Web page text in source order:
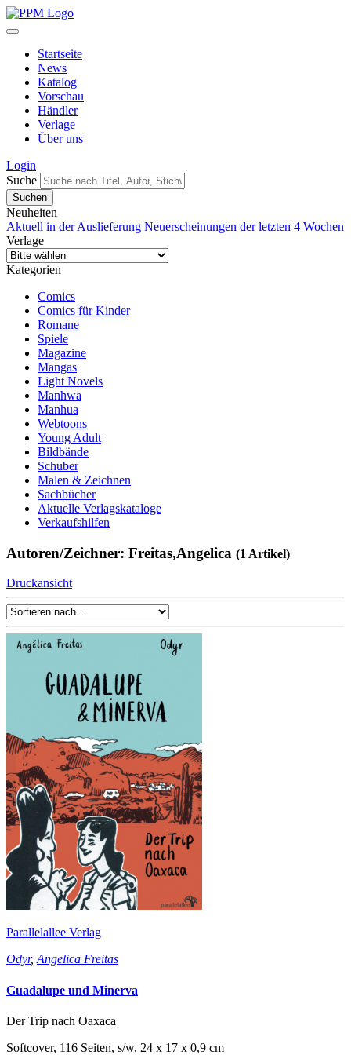
Startseite
News
Katalog
Vorschau
Händler
Verlage
Über uns
Login
Suche
Neuheiten
Aktuell in der Auslieferung Neuerscheinungen der letzten 4 Wochen
Verlage
Kategorien
Comics
Comics für Kinder
Romane
Spiele
Magazine
Mangas
Light Novels
Manhwa
Manhua
Webtoons
Young Adult
Bildbände
Schuber
Malen & Zeichnen
Sachbücher
Aktuelle Verlagskataloge
Verkaufshilfen
Autoren/Zeichner: Freitas,Angelica (1 Artikel)
Druckansicht
Parallelallee Verlag
Odyr,Angelica Freitas
Guadalupe und Minerva
Der Trip nach Oaxaca
Softcover, 116 Seiten, s/w, 24 x 17 x 0,9 cm